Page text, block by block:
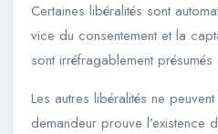
Certaines libéralités sont
vice du consentement et la
sont irréfragablement présumés
Les autres libéralités ne
demandeur prouve l’existence